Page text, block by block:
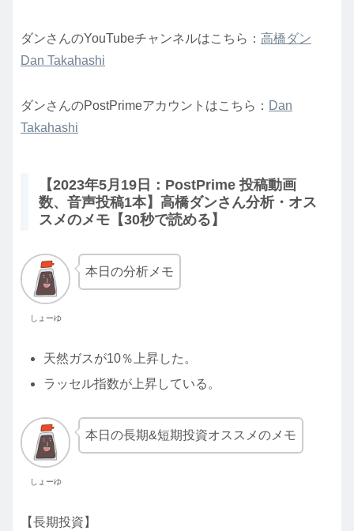
ダンさんのYouTubeチャンネルはこちら： 高橋ダン
Dan Takahashi
ダンさんのPostPrimeアカウントはこちら： Dan
Takahashi
【2023年5月19日：PostPrime 投稿動画
数、音声投稿1本】高橋ダンさん分析・オス
スメのメモ【30秒で読める】
しょーゆ
本日の分析メモ
天然ガスが10％上昇した。
ラッセル指数が上昇している。
しょーゆ
本日の長期&短期投資オススメのメモ
【長期投資】